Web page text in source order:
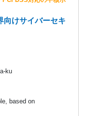
向けサイバーセキ
ku
based on